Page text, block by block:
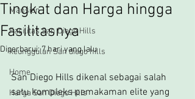
Mansion
Fasilitas San Diego Hills
keunggulan San diego hills
Home
Harga San Diego Hills
Tingkat dan Harga hingga
Fasilitasnya
Diperbarui:7 hari yang lalu
San Diego Hills dikenal sebagai salah
satu kompleks pemakaman elite yang